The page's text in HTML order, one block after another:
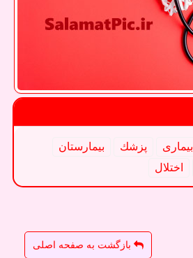
بیماری پزشك
بیمارستان
اختلال
بازگشت به صفحه اصلی